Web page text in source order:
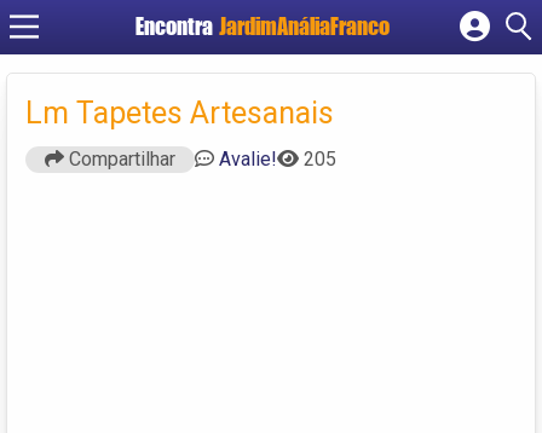
Encontra JardimAnáliaFranco
Cadastrar empresa
Criar conta
Lm Tapetes Artesanais
Compartilhar Avalie! 205